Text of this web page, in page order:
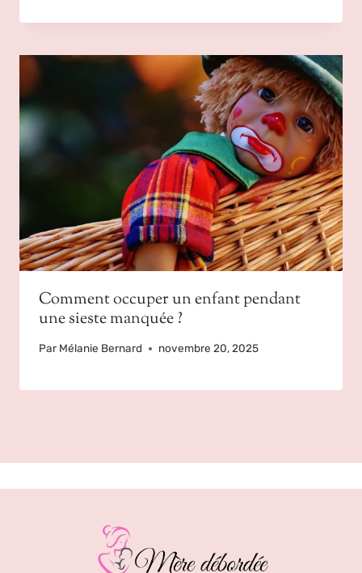
Comment occuper un enfant pendant
une sieste manquée ?
Par Mélanie Bernard novembre 20, 2025